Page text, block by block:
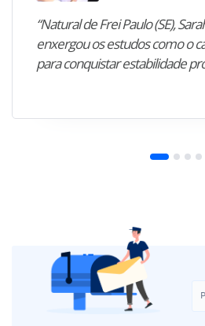
“Natural de Frei Paulo (SE),
enxergou os estudos como o
para conquistar estabilidade